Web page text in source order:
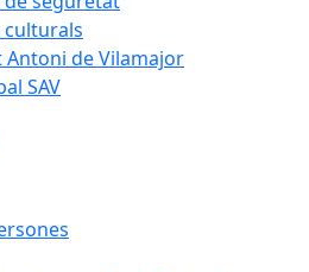
culturals
Antoni de Vilamajor
SAV